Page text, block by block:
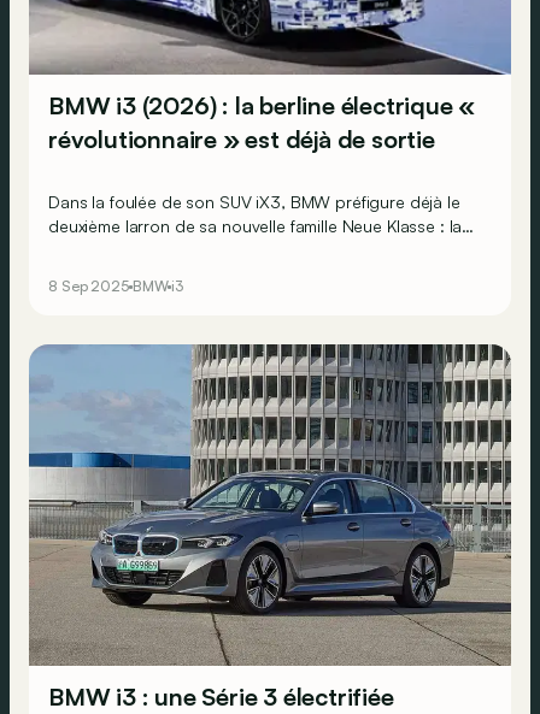
BMW i3 (2026) : la berline électrique «
révolutionnaire » est déjà de sortie
Dans la foulée de son SUV iX3, BMW préfigure déjà le
deuxième larron de sa nouvelle famille Neue Klasse : la
pendant SUV…
8 Sep 2025 BMW i3
BMW i3 : une Série 3 électrifiée